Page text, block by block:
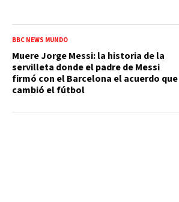
BBC NEWS MUNDO
Muere Jorge Messi: la historia de la
servilleta donde el padre de Messi
firmó con el Barcelona el acuerdo que
cambió el fútbol